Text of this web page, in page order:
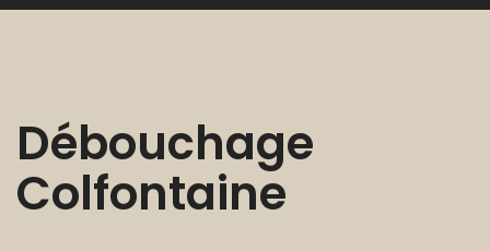
Débouchage
Colfontaine